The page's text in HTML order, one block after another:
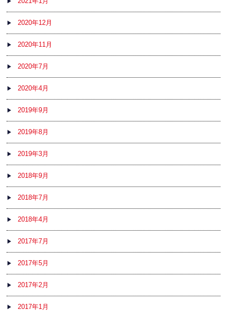
2020年12月
2020年11月
2020年7月
2020年4月
2019年9月
2019年8月
2019年3月
2018年9月
2018年7月
2018年4月
2017年7月
2017年5月
2017年2月
2017年1月